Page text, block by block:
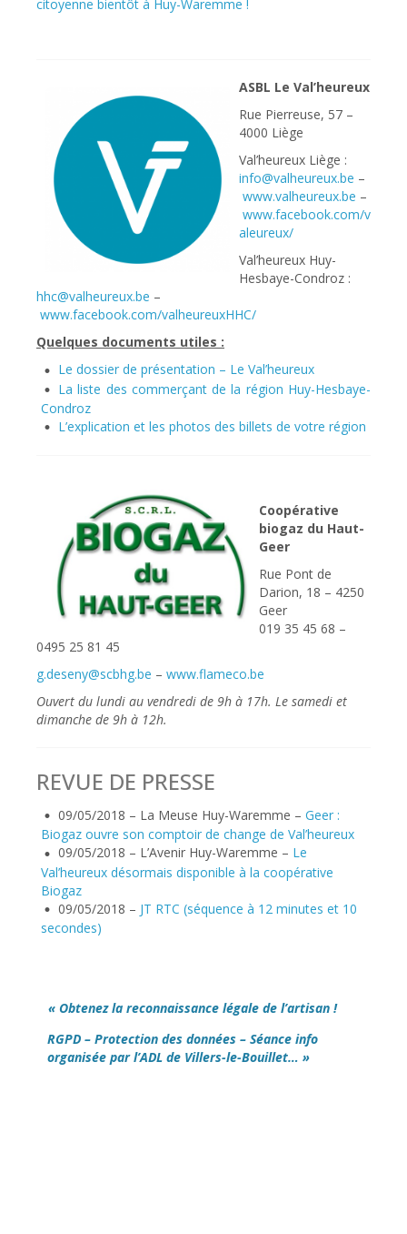
citoyenne bientôt à Huy-Waremme !
ASBL Le Val’heureux
Rue Pierreuse, 57 –
4000 Liège
Val’heureux Liège :
info@valheureux.be –
www.valheureux.be –
www.facebook.com/v
aleureux/
Val’heureux Huy-
Hesbaye-Condroz :
hhc@valheureux.be –
www.facebook.com/valheureuxHHC/
Quelques documents utiles :
Le dossier de présentation – Le Val’heureux
La liste des commerçant de la région Huy-Hesbaye-
Condroz
L’explication et les photos des billets de votre région
Coopérative
biogaz du Haut-
Geer
Rue Pont de
Darion, 18 – 4250
Geer
019 35 45 68 –
0495 25 81 45
g.deseny@scbhg.be – www.flameco.be
Ouvert du lundi au vendredi de 9h à 17h. Le samedi et
dimanche de 9h à 12h.
REVUE DE PRESSE
09/05/2018 – La Meuse Huy-Waremme – Geer :
Biogaz ouvre son comptoir de change de Val’heureux
09/05/2018 – L’Avenir Huy-Waremme – Le
Val’heureux désormais disponible à la coopérative
Biogaz
09/05/2018 – JT RTC (séquence à 12 minutes et 10
secondes)
« Obtenez la reconnaissance légale de l’artisan !
RGPD – Protection des données – Séance info
organisée par l’ADL de Villers-le-Bouillet… »